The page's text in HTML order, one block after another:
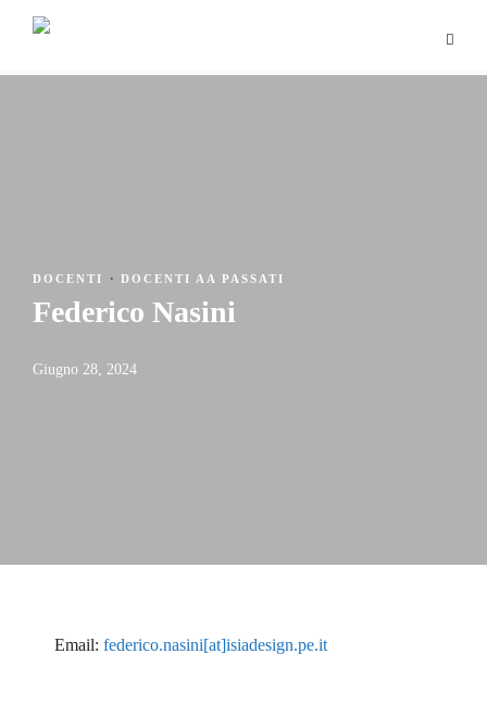
DOCENTI · DOCENTI AA PASSATI
Federico Nasini
Giugno 28, 2024
Email: federico.nasini[at]isiadesign.pe.it
0 Courses